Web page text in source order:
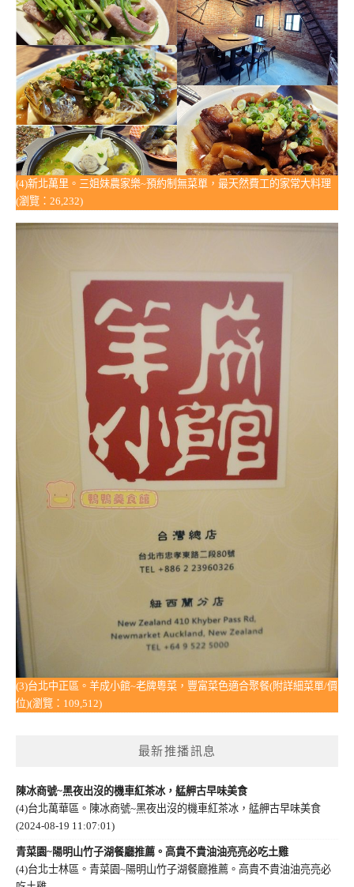
(4)新北萬里。三姐妹農家樂~預約制無菜單，最天然費工的家常大料理
(瀏覽：26,232)
(3)台北中正區。羊成小館~老牌粵菜，豐富菜色適合聚餐(附詳細菜單/價
位)(瀏覽：109,512)
最新推播訊息
陳冰商號~黑夜出沒的機車紅茶冰，艋舺古早味美食
(4)台北萬華區。陳冰商號~黑夜出沒的機車紅茶冰，艋舺古早味美食
(2024-08-19 11:07:01)
青菜園~陽明山竹子湖餐廳推薦。高貴不貴油油亮亮必吃土雞
(4)台北士林區。青菜園~陽明山竹子湖餐廳推薦。高貴不貴油油亮亮必